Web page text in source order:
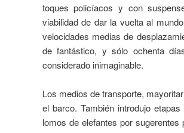
toques policíacos y con
viabilidad de dar la vuelta al
velocidades medias de
de fantástico, y sólo ochenta
considerado inimaginable.
Los medios de transporte,
el barco. También introdujo
lomos de elefantes por